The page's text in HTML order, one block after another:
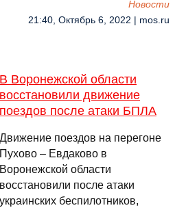
Новости
21:40, Октябрь 6, 2022 | mos.ru
В Воронежской области
восстановили движение
поездов после атаки БПЛА
Движение поездов на перегоне
Пухово – Евдаково в
Воронежской области
восстановили после атаки
украинских беспилотников,